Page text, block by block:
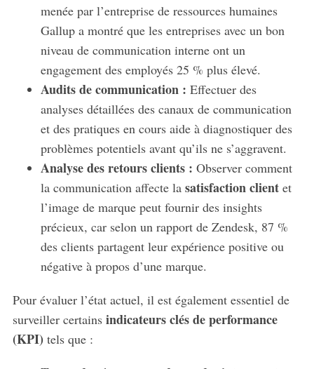
menée par l’entreprise de ressources humaines
Gallup a montré que les entreprises avec un bon
niveau de communication interne ont un
engagement des employés 25 % plus élevé.
Audits de communication : Effectuer des
analyses détaillées des canaux de communication
et des pratiques en cours aide à diagnostiquer des
problèmes potentiels avant qu’ils ne s’aggravent.
Analyse des retours clients : Observer comment
la communication affecte la satisfaction clientet
l’image de marque peut fournir des insights
précieux, car selon un rapport de Zendesk, 87 %
des clients partagent leur expérience positive ou
négative à propos d’une marque.
Pour évaluer l’état actuel, il est également essentiel de
surveiller certains indicateurs clés de performance
(KPI) tels que :